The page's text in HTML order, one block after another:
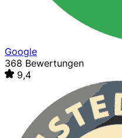
Google
368 Bewertungen
9,4